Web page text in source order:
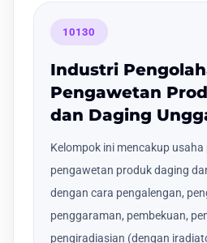
10130
Industri
Pengawetan
dan Daging
Kelompok ini mencakup
pengawetan produk daging
dengan cara pengalengan,
penggaraman, pembekuan,
pengiradiasian (dengan